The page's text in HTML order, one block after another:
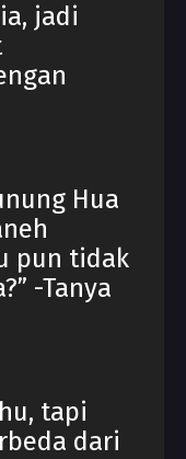
jadi
Hua
pun tidak
-Tanya
tapi
dari